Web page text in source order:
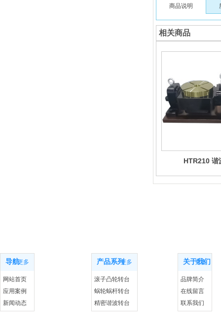
商品说明
相关商品
HTR210 谐
导航更多
网站首页
应用案例
新闻动态
产品系列更多
滚子凸轮转台
蜗轮蜗杆转台
精密谐波转台
关于我们
更多
品牌简介
在线留言
联系我们